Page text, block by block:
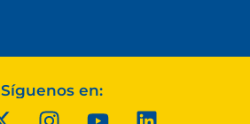
Síguenos en: